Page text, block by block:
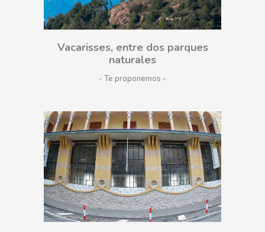
Vacarisses, entre dos parques
naturales
- Te proponemos